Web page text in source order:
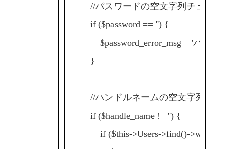
//パスワードの空文字列チェック
if ($password == '') {
$password_error_msg = 'パスワ
}
//ハンドルネームの空文字列及び
if ($handle_name != '') {
if ($this->Users->find()-